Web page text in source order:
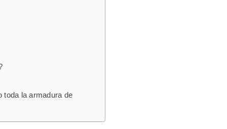
toda la armadura de